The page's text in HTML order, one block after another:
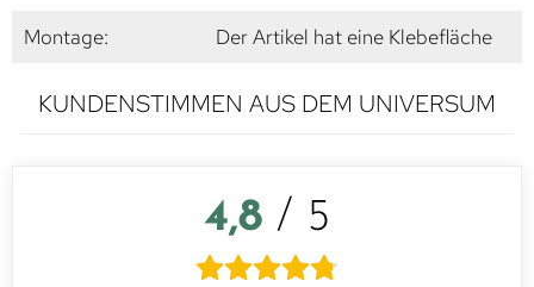
Montage:
Der Artikel hat eine Klebefläche
KUNDENSTIMMEN AUS DEM UNIVERSUM
4,8 / 5